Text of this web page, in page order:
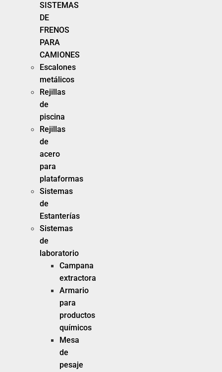
SISTEMAS
DE
FRENOS
PARA
CAMIONES
Escalones
metálicos
Rejillas
de
piscina
Rejillas
de
acero
para
plataformas
Sistemas
de
Estanterías
Sistemas
de
laboratorio
Campana
extractora
Armario
para
productos
químicos
Mesa
de
pesaje